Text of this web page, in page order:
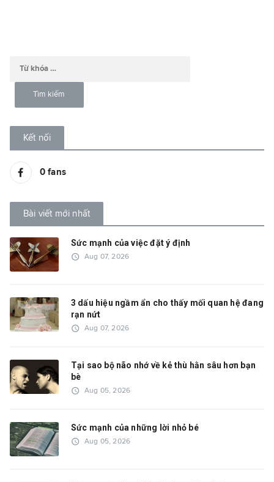
Kết nối
0fans
Bài viết mới nhất
Sức mạnh của việc đặt ý định
access_time Aug 07, 2026
3 dấu hiệu ngầm ẩn cho thấy mối quan hệ đang
rạn nứt
access_time Aug 07, 2026
Tại sao bộ não nhớ về kẻ thù hằn sâu hơn bạn
bè
access_time Aug 05, 2026
Sức mạnh của những lời nhỏ bé
access_time Aug 05, 2026